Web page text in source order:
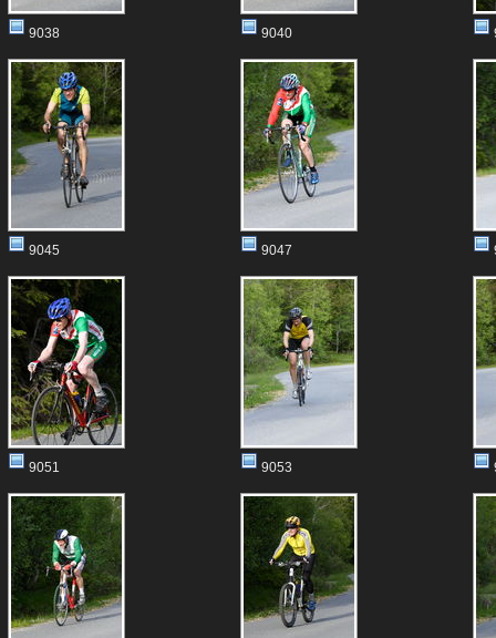
9038 9040
9045 9047
9051 9053